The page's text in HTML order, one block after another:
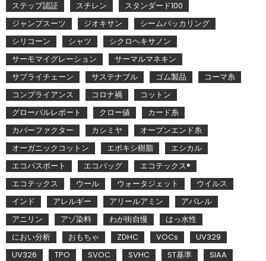
ステップ認証 スチレン
スタンダード100
ジャンプスーツ
ジオキサン
シームパッカリング
シリコーン
シャツ
シクロヘキサノン
サーモマイグレーション
サーマルマネキン
サプライチェーン
サステナブル ゴム製品
コーマ糸
コンプライアンス
コロナ禍
コットン
グローバルレポート
クロー値
カード糸
カバーファクター
カシミヤ
オープンエンド糸
オーガニックコットン
エポキシ樹脂
エシカル
エコパスポート
エコバッグ
エコテックス®
エコテックス
ウール ウォータジェット
ウイルス
インド
アレルギー アリールアミン
アパレル
アニリン
アゾ染料 わが街自慢
はっ水性
におい分析
おもちゃ ZDHC VOCs
UV329
UV326
TPO SVOC SVHC ST基準
SIAA